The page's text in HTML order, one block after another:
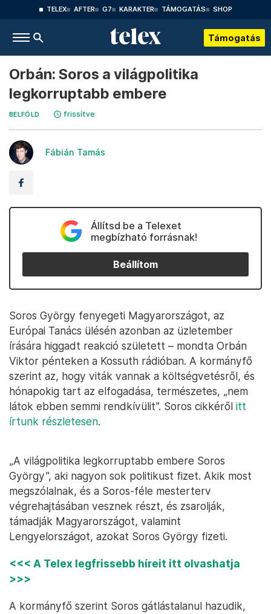
TELEX AFTER G7 KARAKTER TÁMOGATÁS SHOP
Támogatás
Orbán: Soros a világpolitika
legkorruptabb embere
BELFÖLD frissítve
Fábián Tamás
Állítsd be a Telexet
megbízható forrásnak!
Beállítom
Soros György fenyegeti Magyarországot, az
Európai Tanács ülésén azonban az üzletember
írására higgadt reakció született – mondta Orbán
Viktor pénteken a Kossuth rádióban. A kormányfő
szerint az, hogy viták vannak a költségvetésről, és
hónapokig tart az elfogadása, természetes, „nem
látok ebben semmi rendkívülit”. Soros cikkéről itt
írtunk részletesen.
„A világpolitika legkorruptabb embere Soros
György”, aki nagyon sok politikust fizet. Akik most
megszólalnak, és a Soros-féle mesterterv
végrehajtásában vesznek részt, és zsarolják,
támadják Magyarországot, valamint
Lengyelországot, azokat Soros György fizeti.
<<< A Telex legfrissebb híreit itt olvashatja
>>>
A kormányfő szerint Soros gátlástalanul hazudik,